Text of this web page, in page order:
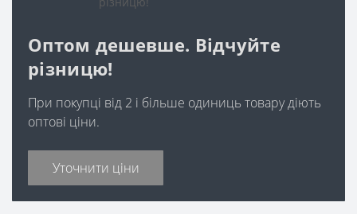
Оптом дешевше. Відчуйте
різницю!
При покупці від 2 і більше одиниць товару діють
оптові ціни.
Уточнити ціни